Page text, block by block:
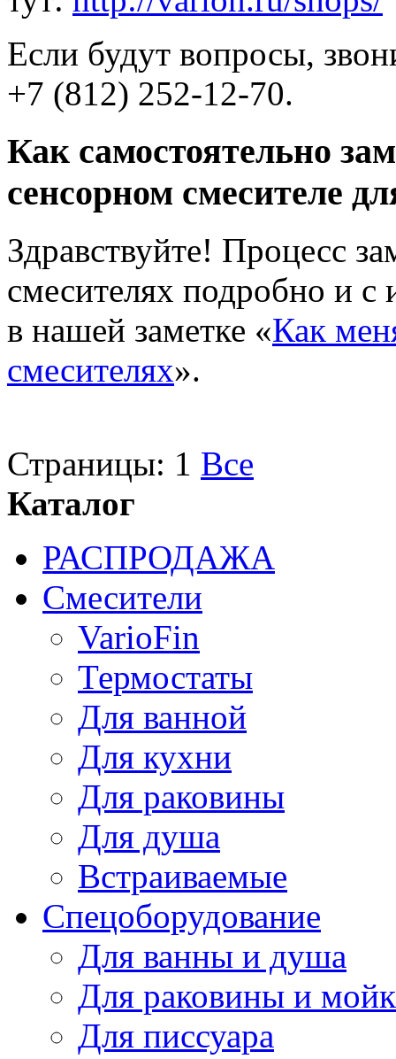
Если будут вопросы,
+7 (812) 252-12-70.
Как самостоятельно
сенсорном смесителе
Здравствуйте! Процесс
смесителях подробно и
в нашей заметке «Как
смесителях».
Страницы: 1 Все
Каталог
РАСПРОДАЖА
Смесители
VarioFin
Термостаты
Для ванной
Для кухни
Для раковины
Для душа
Встраиваемые
Спецоборудование
Для ванны и душа
Для раковины и
Для писсуара